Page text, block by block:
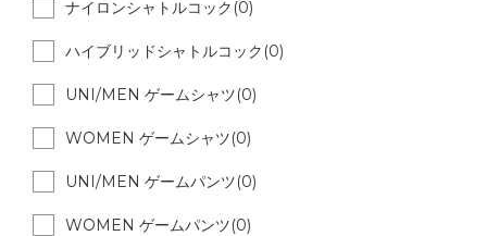
ナイロンシャトルコック(0)
ハイブリッドシャトルコック(0)
UNI/MEN ゲームシャツ(0)
WOMEN ゲームシャツ(0)
UNI/MEN ゲームパンツ(0)
WOMEN ゲームパンツ(0)